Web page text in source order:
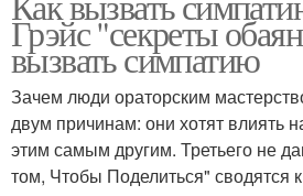
Грэйс "секреты
вызвать симпатию
Зачем люди ораторским
двум причинам: они хотят влиять
этим самым другим. Третьего не
том, Чтобы Поделиться" сводятся